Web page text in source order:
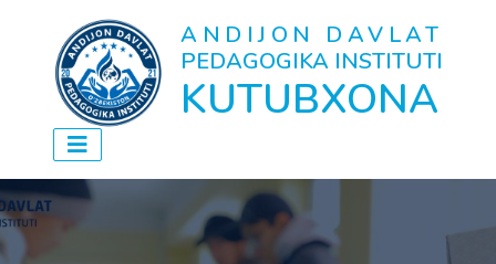
ANDIJON DAVLAT
PEDAGOGIKA INSTITUTI
KUTUBXONA